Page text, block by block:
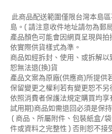
此商品配送範圍僅限台灣本島
島。( 請注意收件地址請勿為郵
產品顏色可能會因網頁呈現與
依實際供貨樣式為準。
商品如經拆封、使用、或拆解
恕無法退(換)貨
產品文案為原廠(供應商)所提供
保留變更之權利若有變更恕不另
依照消費者保護法規定購買均
試用期)商品如需退回必須是保
( 商品、所屬附件、包裝紙盒/
件或資料之完整性 ) 否則恕不接